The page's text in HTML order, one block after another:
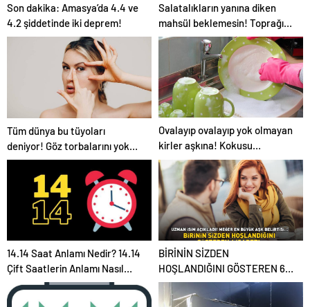
Son dakika: Amasya’da 4.4 ve
4.2 şiddetinde iki deprem!
Salatalıkların yanına diken
mahsül beklemesin! Toprağı
verimsiz hale getiriyor
Tüm dünya bu tüyoları
deniyor! Göz torbalarını yok
eden yöntem: Hemoroid kremi
Ovalayıp ovalayıp yok olmayan
kirler aşkına! Kokusu
çıkmayan bulaşıklara en etkili
yöntem
14.14 Saat Anlamı Nedir? 14.14
Çift Saatlerin Anlamı Nasıl
Yorumlanır?
BİRİNİN SİZDEN
HOŞLANDIĞINI GÖSTEREN 6
İŞARET! Uzman isim açıkladı!
Meğer en büyük aşk belirtisi…